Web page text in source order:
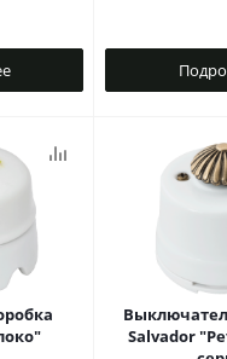
Salvador